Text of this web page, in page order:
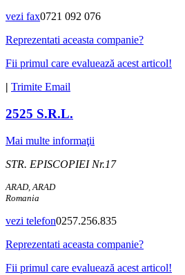
vezi fax0721 092 076
Reprezentati aceasta companie?
Fii primul care evaluează acest articol!
| Trimite Email
2525 S.R.L.
Mai multe informaţii
STR. EPISCOPIEI Nr.17
ARAD, ARAD
Romania
vezi telefon0257.256.835
Reprezentati aceasta companie?
Fii primul care evaluează acest articol!